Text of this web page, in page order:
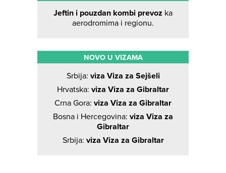
Jeftin i pouzdan kombi prevoz ka
aerodromima i regionu.
NOVO U VIZAMA
Srbija: viza Viza za Sejšeli
Hrvatska: viza Viza za Gibraltar
Crna Gora: viza Viza za Gibraltar
Bosna i Hercegovina: viza Viza za
Gibraltar
Srbija: viza Viza za Gibraltar